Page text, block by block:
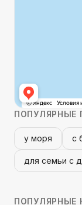
ПОПУЛЯРНЫЕ
у моря с
для семьи с
ПОПУЛЯРНЫЕ